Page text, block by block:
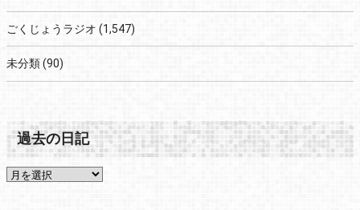
ごくじょうラジオ (1,547)
未分類(90)
過去の日記